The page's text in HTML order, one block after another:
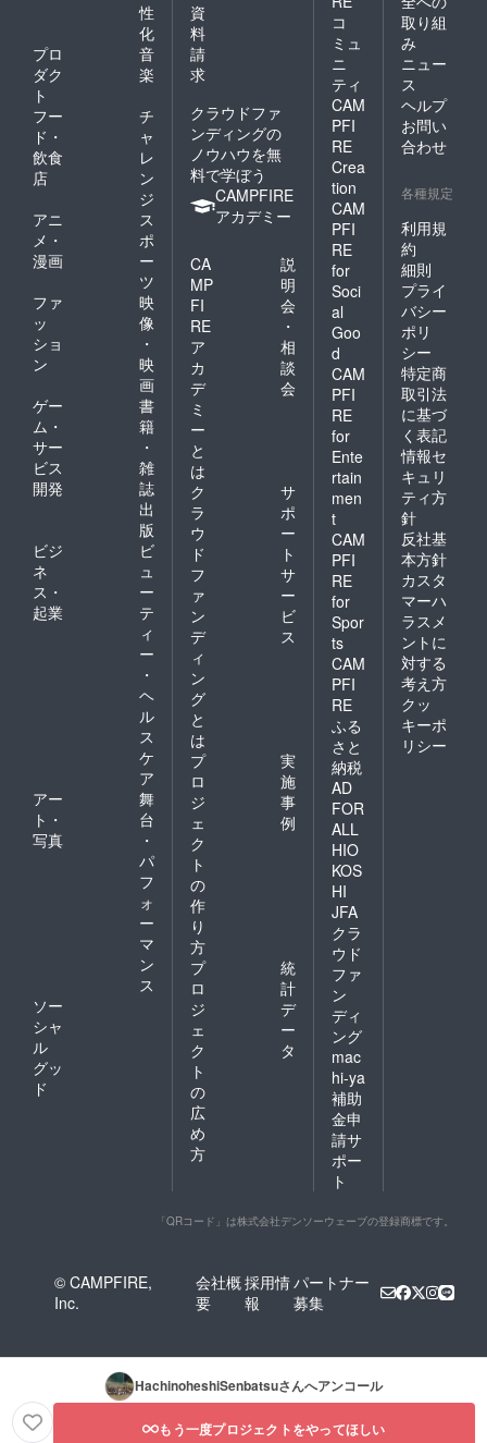
性
化
プロ
ダク
ト
音
楽
フー
ド・
飲食
店
チ
ャ
レ
ン
ジ
アニ
メ・
漫画
ス
ポ
ー
ツ
ファ
ッ
ショ
ン
映
像
・
映
画
ゲー
ム・
サー
ビス
開発
書
籍
・
雑
誌
出
版
ビジ
ネ
ス・
起業
ビ
ュ
ー
テ
ィ
ー
・
ヘ
ル
ス
ケ
ア
アー
ト・
写真
舞
台
・
パ
フ
ォ
ー
マ
ン
ス
ソー
シャ
ル
グッ
ド
資
料
請
求
クラウドファ
ンディングの
ノウハウを無
料で学ぼう
CAMPFIRE
アカデミー
CA
MP
FI
RE
ア
カ
デ
ミ
ー
と
は
説
明
会
・
相
談
会
ク
ラ
ウ
ド
フ
ァ
ン
デ
ィ
ン
グ
と
は
サ
ポ
ー
ト
サ
ー
ビ
ス
プ
ロ
ジ
ェ
ク
ト
の
作
り
方
実
施
事
例
プ
ロ
ジ
ェ
ク
ト
の
広
め
方
統
計
デ
ー
タ
コ
ミュ
ニ
ティ
CAM
PFI
RE
Crea
tion
CAM
PFI
RE
for
Soci
al
Goo
d
CAM
PFI
RE
for
Ente
rtain
men
t
CAM
PFI
RE
for
Spor
ts
CAM
PFI
RE
ふる
さと
納税
AD
FOR
ALL
HIO
KOS
HI
JFA
クラ
ウド
ファ
ン
ディ
ング
mac
hi-ya
補助
金申
請サ
ポー
ト
取り組
み
ニュー
ス
ヘルプ
お問い
合わせ
各種規定
利用規
約
細則
プライ
バシー
ポリ
シー
特定商
取引法
に基づ
く表記
情報セ
キュリ
ティ方
針
反社基
本方針
カスタ
マーハ
ラスメ
ントに
対する
考え方
クッ
キーポ
リシー
「QRコード」は株式会社デンソーウェーブの登録商標です。
© CAMPFIRE,
Inc.
会社概
要
採用情
報
パートナー
募集
HachinoheshiSenbatsuさんへアンコール
もう一度プロジェクトをやってほしい